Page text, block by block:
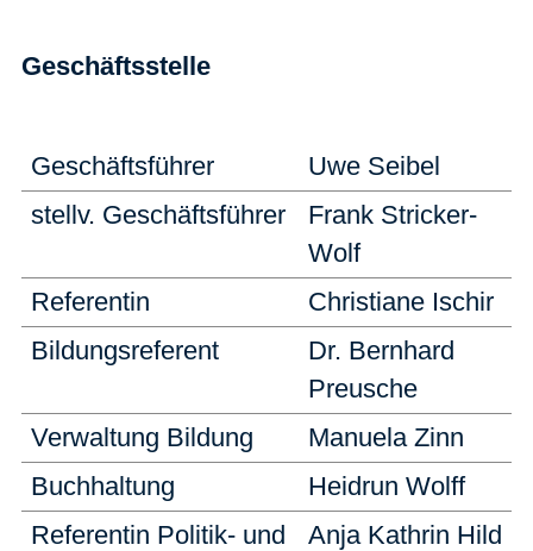
Geschäftsstelle
Geschäftsführer
Uwe Seibel
stellv. Geschäftsführer
Frank Stricker-
Wolf
Referentin
Christiane Ischir
Bildungsreferent
Dr. Bernhard
Preusche
Verwaltung Bildung
Manuela Zinn
Buchhaltung
Heidrun Wolff
Referentin Politik- und
Anja Kathrin Hild